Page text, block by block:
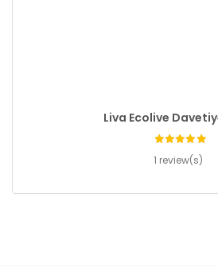
Liva Ecolive
1 review(s)